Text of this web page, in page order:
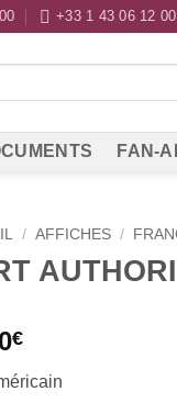
+33 1 43 06 12 00
FAN-
/ AFFICHES /
€